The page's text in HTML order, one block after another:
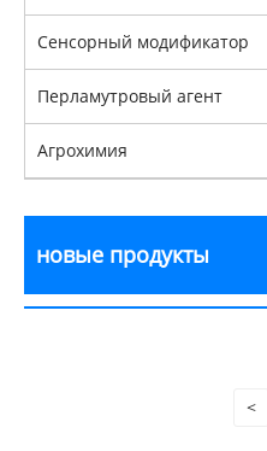
Сенсорный модификатор
Перламутровый агент
Агрохимия
новые продукты
<